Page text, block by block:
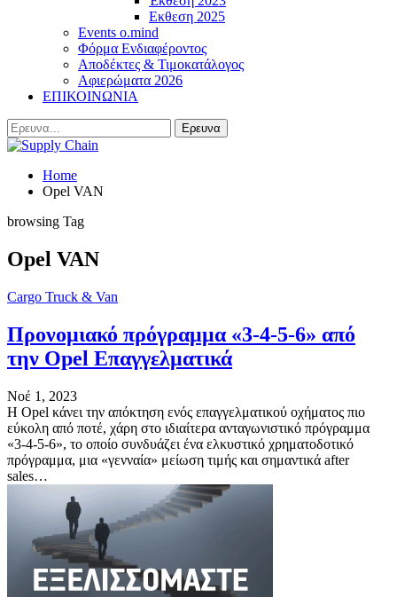
Εκθεση 2025
Events o.mind
Φόρμα Ενδιαφέροντος
Αποδέκτες & Τιμοκατάλογος
Αφιερώματα 2026
ΕΠΙΚΟΙΝΩΝΙΑ
Home
Opel VAN
browsing Tag
Opel VAN
Cargo Truck & Van
Προνομιακό πρόγραμμα «3-4-5-6» από
την Opel Επαγγελματικά
Νοέ 1, 2023
Η Opel κάνει την απόκτηση ενός επαγγελματικού οχήματος πιο
εύκολη από ποτέ, χάρη στο ιδιαίτερα ανταγωνιστικό πρόγραμμα
«3-4-5-6», το οποίο συνδυάζει ένα ελκυστικό χρηματοδοτικό
πρόγραμμα, μια «γενναία» μείωση τιμής και σημαντικά after
sales…